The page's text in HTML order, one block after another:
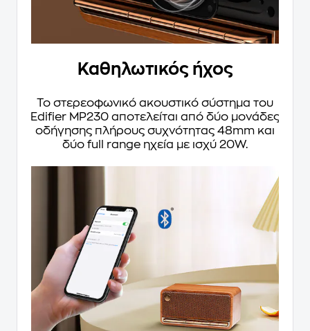
Καθηλωτικός ήχος
Το στερεοφωνικό ακουστικό σύστημα του
Edifier MP230 αποτελείται από δύο μονάδες
οδήγησης πλήρους συχνότητας 48mm και
δύο full range ηχεία με ισχύ 20W.